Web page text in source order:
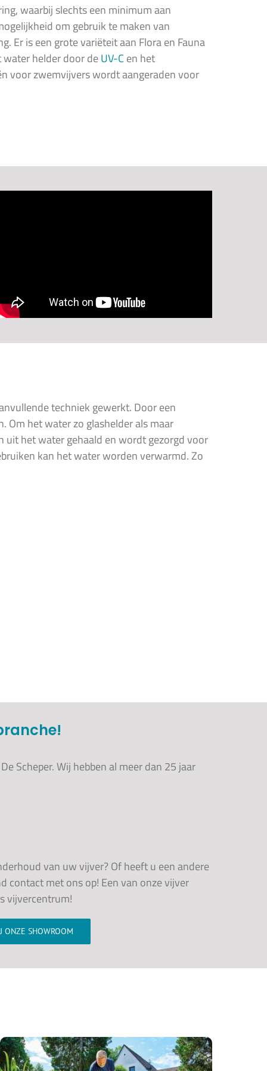
waarbij slechts een minimum aan
om gebruik te maken van
Er is een grote variëteit aan Flora en Fauna
water helder door deUV-C en het
voor zwemvijvers wordt aangeraden voor
techniek gewerkt. Door een
het water zo glashelder als maar
het water gehaald en wordt gezorgd voor
kan het water worden verwarmd. Zo
Scheper. Wij hebben al meer dan 25 jaar
van uw vijver? Of heeft u een andere
contact met ons op! Een van onze vijver
vijvercentrum!
ONZE SHOWROOM